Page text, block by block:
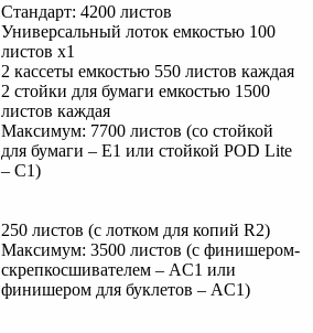
Стандарт: 4200 листов
Универсальный лоток емкостью 100
листов х1
2 кассеты емкостью 550 листов каждая
2 стойки для бумаги емкостью 1500
листов каждая
Максимум: 7700 листов (со стойкой
для бумаги – E1 или стойкой POD Lite
– C1)
250 листов (с лотком для копий R2)
Максимум: 3500 листов (с финишером-
скрепкосшивателем – AC1 или
финишером для буклетов – AC1)